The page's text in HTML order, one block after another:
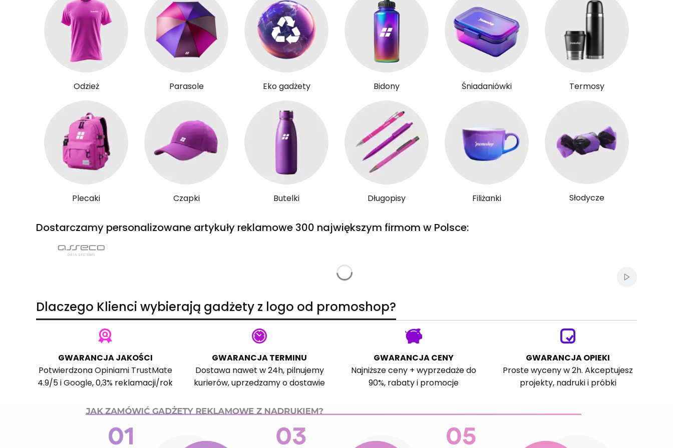
Odzież Parasole Eko gadżety Bidony Śniadaniówki Termosy
Plecaki Czapki Butelki Długopisy Filiżanki Słodycze
Dostarczamy personalizowane artykuły reklamowe 300 największym firmom w Polsce:
Włącz
Dlaczego Klienci wybierają gadżety z logo od promoshop?
GWARANCJA JAKOŚCI
PotwierdzonaOpiniami TrustMate
4.9/5 iGoogle, 0,3% reklamacji/rok
GWARANCJA TERMINU
Dostawa nawet w 24h, pilnujemy
kurierów, uprzedzamy o dostawie
GWARANCJA CENY
Najniższe ceny + wyprzedaże do
90%, rabaty i promocje
GWARANCJA OPIEKI
Proste wyceny w 2h. Akceptujesz
projekty, nadruki i próbki